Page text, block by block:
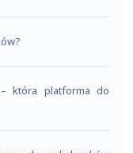
która platforma do